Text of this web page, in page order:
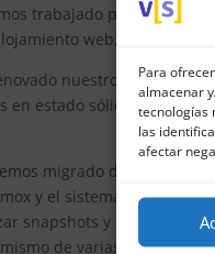
Para
almacenar
tecnologías
las
afectar
trabajado para
web, correo
nuestros
estado sólido (SSD) con
migrado desde
y el sistema de ficheros
snapshots y réplicas de
de varias máquinas